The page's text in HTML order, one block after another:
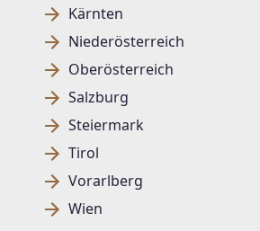
Kärnten
Niederösterreich
Oberösterreich
Salzburg
Steiermark
Tirol
Vorarlberg
Wien